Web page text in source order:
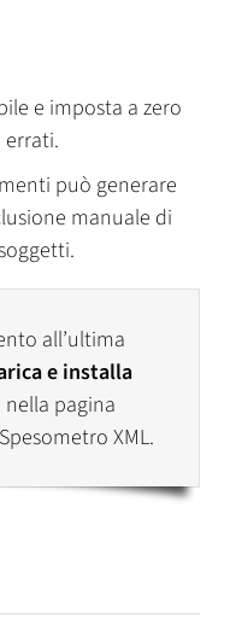
e imposta a zero
può generare
manuale di
all’ultima
e installa
pagina
XML.